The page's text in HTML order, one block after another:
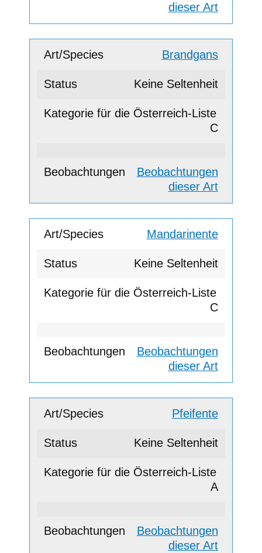
dieser Art
Brandgans
Keine Seltenheit
C
Beobachtungen
dieser Art
Mandarinente
Keine Seltenheit
C
Beobachtungen
dieser Art
Pfeifente
Keine Seltenheit
A
Beobachtungen
dieser Art